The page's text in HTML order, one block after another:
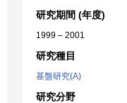
研究期間 (年度)
1999 – 2001
研究種目
基盤研究(A)
研究分野